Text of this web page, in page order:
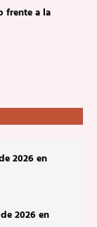
frente a la
2026 en
2026 en